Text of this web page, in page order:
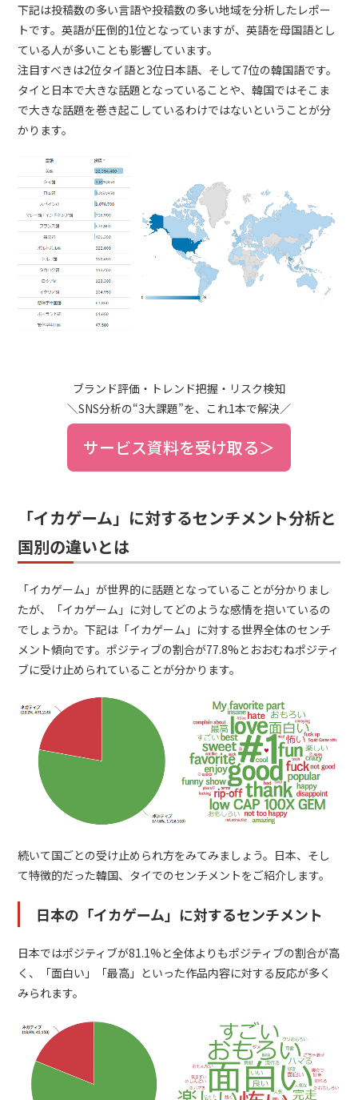
下記は投稿数の多い言語や投稿数の多い地域を分析したレポー
トです。英語が圧倒的1位となっていますが、英語を母国語とし
ている人が多いことも影響しています。
注目すべきは2位タイ語と3位日本語、そして7位の韓国語です。
タイと日本で大きな話題となっていることや、韓国ではそこま
で大きな話題を巻き起こしているわけではないということが分
かります。
ブランド評価・トレンド把握・リスク検知
＼SNS分析の“3大課題”を、これ1本で解決／
サービス資料を受け取る＞
「イカゲーム」に対するセンチメント分析と
国別の違いとは
「イカゲーム」が世界的に話題となっていることが分かりまし
たが、「イカゲーム」に対してどのような感情を抱いているの
でしょうか。下記は「イカゲーム」に対する世界全体のセンチ
メント傾向です。ポジティブの割合が77.8%とおおむねポジティ
ブに受け止められていることが分かります。
続いて国ごとの受け止められ方をみてみましょう。日本、そし
て特徴的だった韓国、タイでのセンチメントをご紹介します。
日本の「イカゲーム」に対するセンチメント
日本ではポジティブが81.1%と全体よりもポジティブの割合が高
く、「面白い」「最高」といった作品内容に対する反応が多く
みられます。